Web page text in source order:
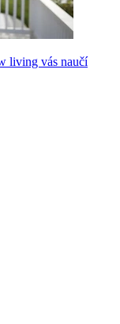
living vás naučí